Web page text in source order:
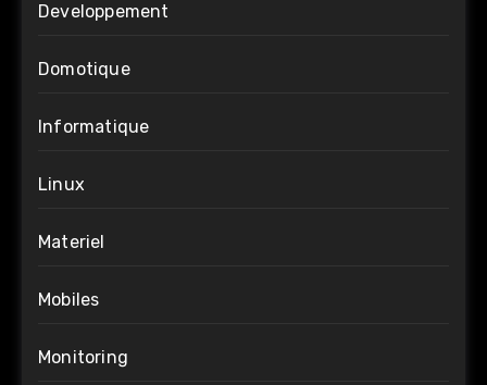
Developpement
Domotique
Informatique
Linux
Materiel
Mobiles
Monitoring